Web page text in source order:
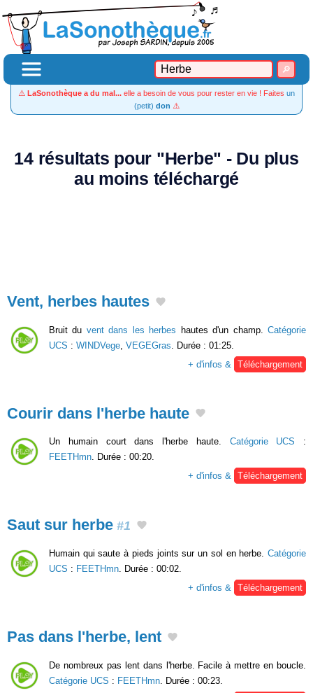
⚠️ LaSonothèque a du mal... elle a besoin de vous pour rester en vie ! Faites un
(petit) don ⚠️
14 résultats pour "Herbe" - Du plus
au moins téléchargé
Vent, herbes hautes
Bruit du vent dans les herbes hautes d'un champ.Catégorie
UCS : WINDVege VEGEGras . Durée : 01:25.
+ d'infos &
Téléchargement
Courir dans l'herbe haute
Un humain court dans l'herbe haute. Catégorie UCS :
FEETHmn. Durée : 00:20.
+ d'infos & Téléchargement
Saut sur herbe #1
Humain qui saute à pieds joints sur un sol en herbe. Catégorie
UCS : FEETHmn . Durée : 00:02.
+ d'infos &
Téléchargement
Pas dans l'herbe, lent
De nombreux pas lent dans l'herbe. Facile à mettre en boucle.
Catégorie UCS : FEETHmn . Durée : 00:23.